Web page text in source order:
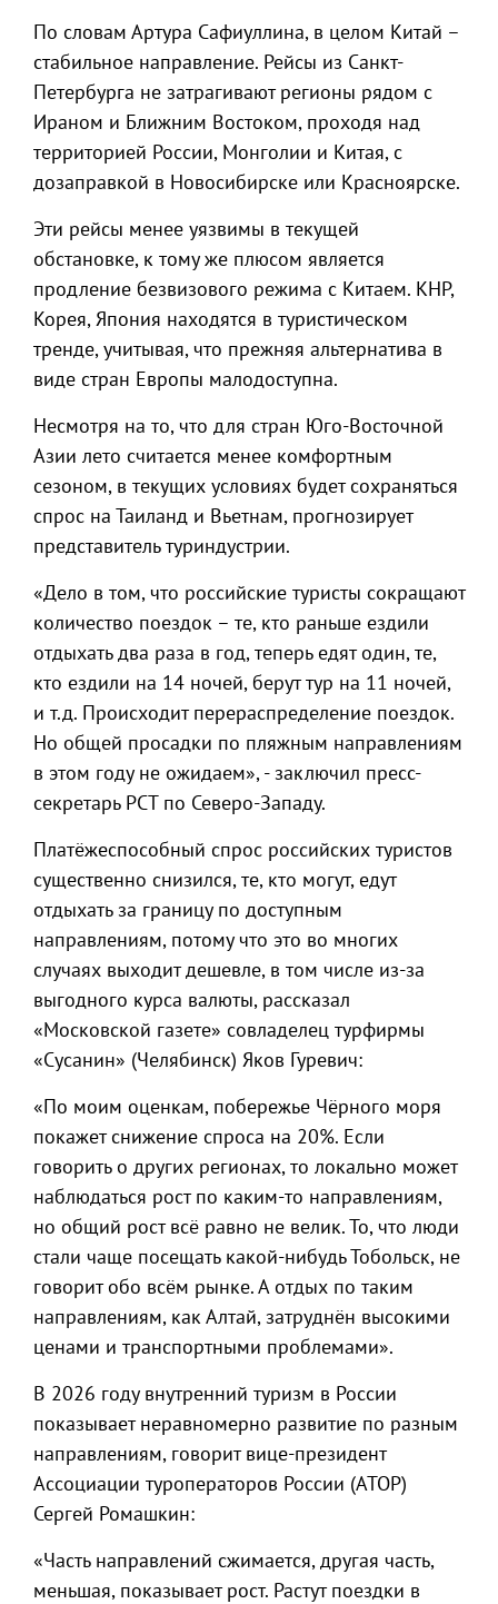
По словам Артура Сафиуллина, в целом Китай –
стабильное направление. Рейсы из Санкт-
Петербурга не затрагивают регионы рядом с
Ираном и Ближним Востоком, проходя над
территорией России, Монголии и Китая, с
дозаправкой в Новосибирске или Красноярске.
Эти рейсы менее уязвимы в текущей
обстановке, к тому же плюсом является
продление безвизового режима с Китаем. КНР,
Корея, Япония находятся в туристическом
тренде, учитывая, что прежняя альтернатива в
виде стран Европы малодоступна.
Несмотря на то, что для стран Юго-Восточной
Азии лето считается менее комфортным
сезоном, в текущих условиях будет сохраняться
спрос на Таиланд и Вьетнам, прогнозирует
представитель туриндустрии.
«Дело в том, что российские туристы сокращают
количество поездок – те, кто раньше ездили
отдыхать два раза в год, теперь едят один, те,
кто ездили на 14 ночей, берут тур на 11 ночей,
и т.д. Происходит перераспределение поездок.
Но общей просадки по пляжным направлениям
в этом году не ожидаем», - заключил пресс-
секретарь РСТ по Северо-Западу.
Платёжеспособный спрос российских туристов
существенно снизился, те, кто могут, едут
отдыхать за границу по доступным
направлениям, потому что это во многих
случаях выходит дешевле, в том числе из-за
выгодного курса валюты, рассказал
«Московской газете» совладелец турфирмы
«Сусанин» (Челябинск) Яков Гуревич:
«По моим оценкам, побережье Чёрного моря
покажет снижение спроса на 20%. Если
говорить о других регионах, то локально может
наблюдаться рост по каким-то направлениям,
но общий рост всё равно не велик. То, что люди
стали чаще посещать какой-нибудь Тобольск, не
говорит обо всём рынке. А отдых по таким
направлениям, как Алтай, затруднён высокими
ценами и транспортными проблемами».
В 2026 году внутренний туризм в России
показывает неравномерно развитие по разным
направлениям, говорит вице-президент
Ассоциации туроператоров России (АТОР)
Сергей Ромашкин:
«Часть направлений сжимается, другая часть,
меньшая, показывает рост. Растут поездки в